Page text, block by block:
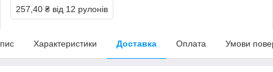
257,40 ₴ від 12 рулонів
Характеристики Доставка Оплата Умови